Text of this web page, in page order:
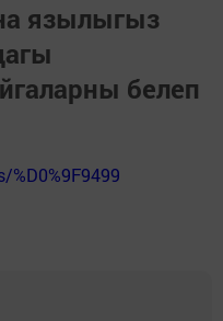
язылыгыз
белеп